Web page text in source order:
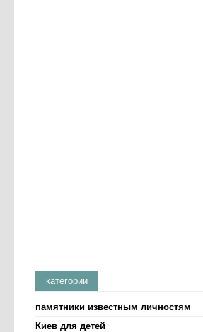
категории
памятники известным личностям
Киев для детей